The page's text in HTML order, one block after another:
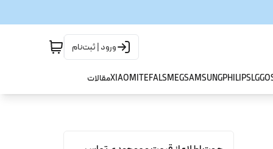
ورود | ثبت‌نام
LG
PHILIPS
SAMSUNG
SMEG
TEFAL
XIAOMIمقالات